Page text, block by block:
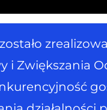
i Zwiększania